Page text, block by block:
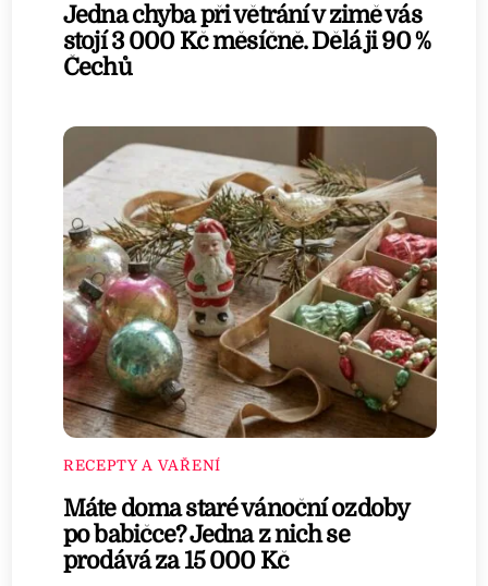
Jedna chyba při větrání v zimě vás
stojí 3 000 Kč měsíčně. Dělá ji 90 %
Čechů
RECEPTY A VAŘENÍ
Máte doma staré vánoční ozdoby
po babičce? Jedna z nich se
prodává za 15 000 Kč